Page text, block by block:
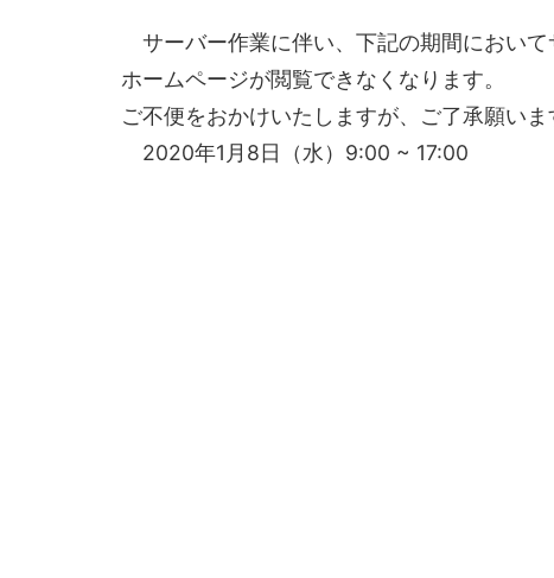
サーバー作業に伴い、下記の期間におい
ホームページが閲覧できなくなります。
ご不便をおかけいたしますが、ご了承願いま
2020年1月8日（水）9:00 ~ 17:00